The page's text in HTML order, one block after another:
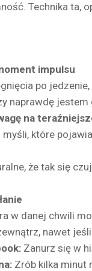
Technika ta,
impulsu
po
naprawdę
na
które
że tak się
w danej chwili
nawet
Zanurz się w
Zrób kilka minut